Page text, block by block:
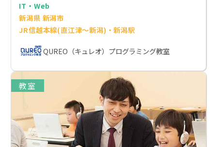
IT・Web
新潟県 新潟市
JR信越本線(直江津～新潟)・新潟駅
QUREO（キュレオ）プログラミング教室
教室